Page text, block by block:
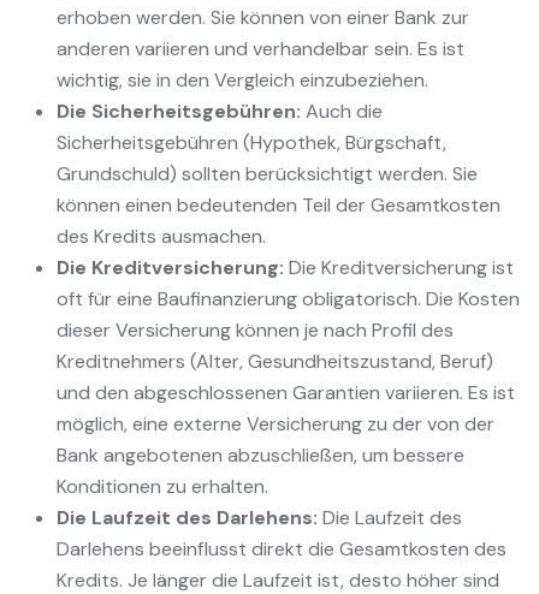
erhoben werden. Sie können von einer Bank zur
anderen variieren und verhandelbar sein. Es ist
wichtig, sie in den Vergleich einzubeziehen.
Die Sicherheitsgebühren: Auch die
Sicherheitsgebühren (Hypothek, Bürgschaft,
Grundschuld) sollten berücksichtigt werden. Sie
können einen bedeutenden Teil der Gesamtkosten
des Kredits ausmachen.
Die Kreditversicherung: Die Kreditversicherung ist
oft für eine Baufinanzierung obligatorisch. Die Kosten
dieser Versicherung können je nach Profil des
Kreditnehmers (Alter, Gesundheitszustand, Beruf)
und den abgeschlossenen Garantien variieren. Es ist
möglich, eine externe Versicherung zu der von der
Bank angebotenen abzuschließen, um bessere
Konditionen zu erhalten.
Die Laufzeit des Darlehens: Die Laufzeit des
Darlehens beeinflusst direkt die Gesamtkosten des
Kredits. Je länger die Laufzeit ist, desto höher sind